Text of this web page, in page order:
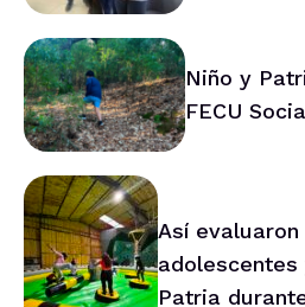
Niño y
FECU
Así evaluaron
Patria